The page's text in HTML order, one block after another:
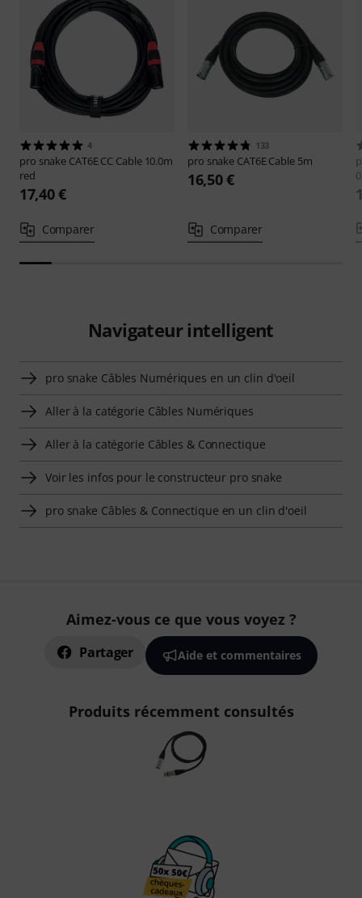
4
pro snake CAT6E CC Cable 10.0m
red
17,40 €
Comparer
133
pro snake CAT6E Cable 5m
16,50 €
Comparer
Navigateur intelligent
pro snake Câbles Numériques en un clin d'oeil
Aller à la catégorie Câbles Numériques
Aller à la catégorie Câbles & Connectique
Voir les infos pour le constructeur pro snake
pro snake Câbles & Connectique en un clin d'oeil
Aimez-vous ce que vous voyez ?
Partager Aide et commentaires
Produits récemment consultés